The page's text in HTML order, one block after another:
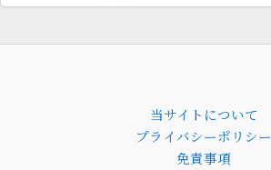
当サイトについて
プライバシーポリシー
免責事項